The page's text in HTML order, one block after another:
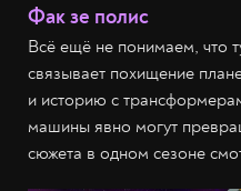
Фак зе полис
Всё ещё не понимаем, что
связывает похищение
и историю с
машины явно могут
сюжета в одном сезоне